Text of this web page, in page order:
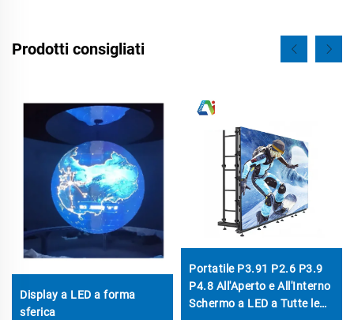
Prodotti consigliati
Display a LED a forma
sferica
Portatile P3.91 P2.6 P3.9
P4.8 All'Aperto e All'Interno
Schermo a LED a Tutte le